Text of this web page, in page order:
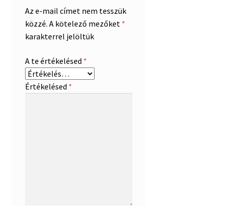
Az e-mail címet nem tesszük
közzé. A kötelező mezőket *
karakterrel jelöltük
A te értékelésed *
Értékelésed *